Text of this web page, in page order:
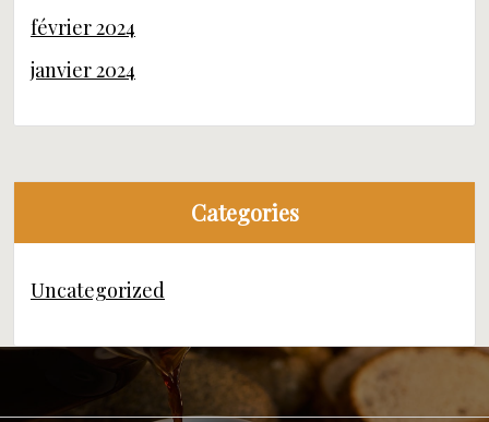
février 2024
janvier 2024
Categories
Uncategorized